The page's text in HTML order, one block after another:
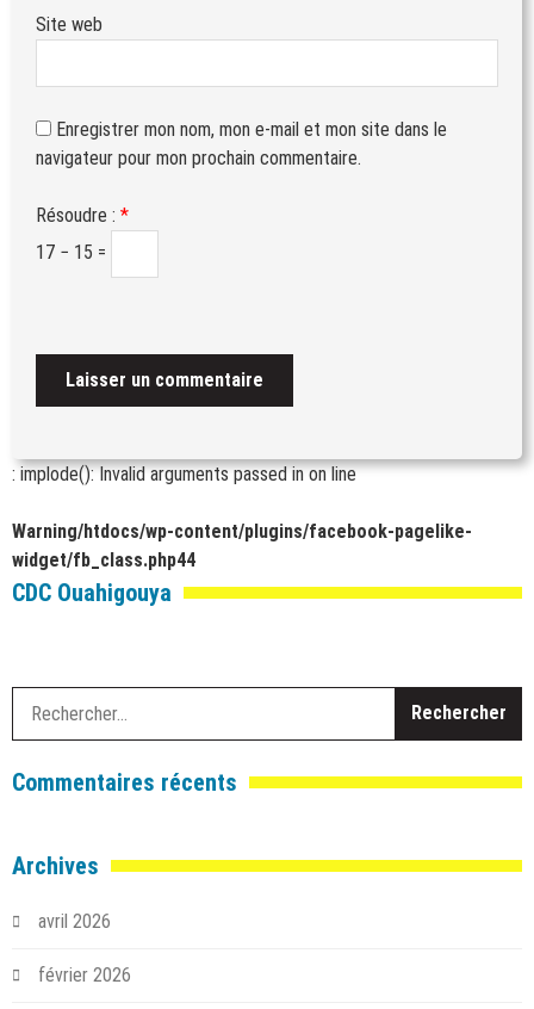
Site web
Enregistrer mon nom, mon e-mail et mon site dans le
navigateur pour mon prochain commentaire.
Résoudre : *
17 − 15 =
: implode(): Invalid arguments passed inon line
Warning/htdocs/wp-content/plugins/facebook-pagelike-
widget/fb_class.php44
CDC Ouahigouya
Commentaires récents
Archives
avril 2026
février 2026